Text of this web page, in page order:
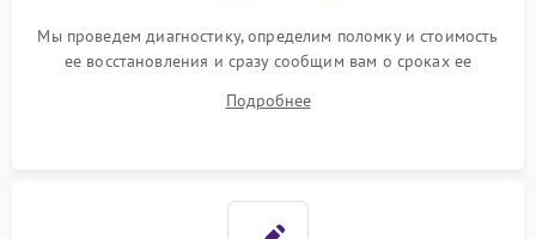
Мы проведем диагностику, определим поломку и стоимость
ее восстановления и сразу сообщим вам о сроках ее
Подробнее